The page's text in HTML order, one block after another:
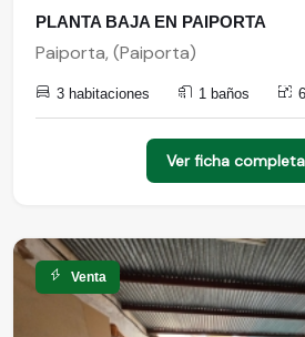
PLANTA BAJA EN PAIPORTA
Paiporta, (Paiporta)
3 habitaciones 1 baños
Ver ficha completa
Venta